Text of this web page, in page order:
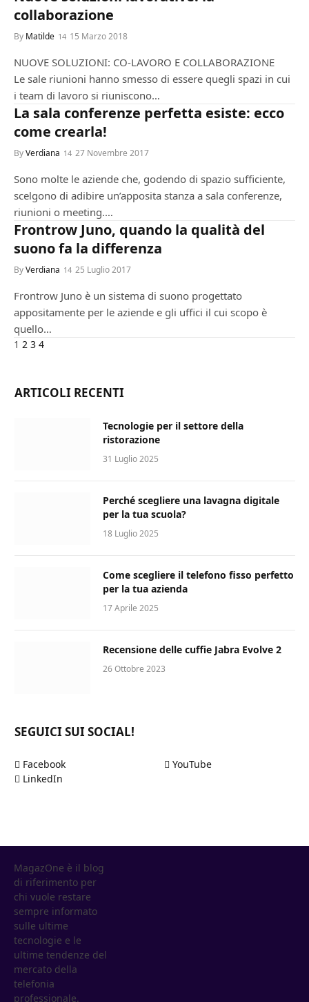
collaborazione
By Matilde 15 Marzo 2018
NUOVE SOLUZIONI: CO-LAVORO E COLLABORAZIONE
Le sale riunioni hanno smesso di essere quegli spazi in cui
i team di lavoro si riuniscono…
CONFERENZA
La sala conferenze perfetta esiste: ecco
come crearla!
ByVerdiana 27 Novembre 2017
Sono molte le aziende che, godendo di spazio sufficiente,
scelgono di adibire un’apposita stanza a sala conferenze,
riunioni o meeting.…
CONFERENZA
Frontrow Juno, quando la qualità del
suono fa la differenza
ByVerdiana 25 Luglio 2017
Frontrow Juno è un sistema di suono progettato
appositamente per le aziende e gli uffici il cui scopo è
quello…
1 2 3 4
ARTICOLI RECENTI
Tecnologie per il settore della
ristorazione
31 Luglio 2025
Perché scegliere una lavagna digitale
per la tua scuola?
18 Luglio 2025
Come scegliere il telefono fisso perfetto
per la tua azienda
17 Aprile 2025
Recensione delle cuffie Jabra Evolve 2
26 Ottobre 2023
SEGUICI SUI SOCIAL!
Facebook
YouTube
LinkedIn
MagazOne è il blog
di riferimento per
chi vuole restare
sempre informato
sulle ultime
tecnologie e le
ultime tendenze del
mercato della
telefonia
professionale.